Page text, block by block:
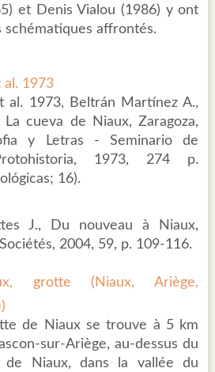
et Denis Vialou (1986) y ont
affrontés.
1973
al. 1973, Beltrán Martínez A.,
La cueva de Niaux, Zaragoza,
y Letras - Seminario de
1973, 274 p.
16).
J., Du nouveau à Niaux,
2004, 59, p. 109-116.
grotte (Niaux, Ariège,
de Niaux se trouve à 5 km
sur-Ariège, au-dessus du
de Niaux, dans la vallée du